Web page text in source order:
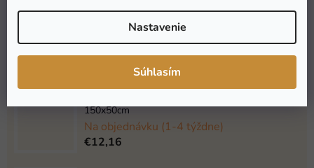
Nastavenie
Súhlasím
Diversa bezpečnostná podložka pod akvárium
Skladom(3 ks)
150x50cm
Na objednávku (1-4 týždne)
€12,16